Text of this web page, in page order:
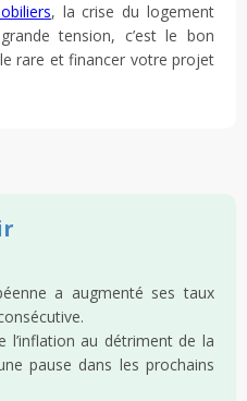
, la crise du logement
tension, c’est le bon
rare et financer votre projet
a augmenté ses taux
l’inflation au détriment de la
pause dans les prochains